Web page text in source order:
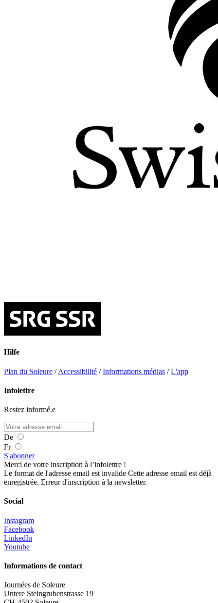
Hilfe
Plan du Soleure /Accessibilité /Informations médias /L'app
Infolettre
Restez informé.e
De
Fr
S'abonner
Merci de votre inscription à l’infolettre !
Le format de l'adresse email est invalide Cette adresse email est déjà
enregistrée. Erreur d'inscription à la newsletter.
Social
Instagram
Facebook
LinkedIn
Youtube
Informations de contact
Journées de Soleure
Untere Steingrubenstrasse 19